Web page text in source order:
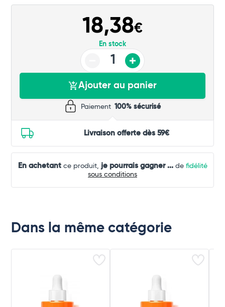
18,38€
En stock
Ajouter au panier
Paiement 100% sécurisé
Livraison offerte dès 59€
En achetantce produit, je pourrais gagner ...de fidélité
sous conditions
Dans la même catégorie